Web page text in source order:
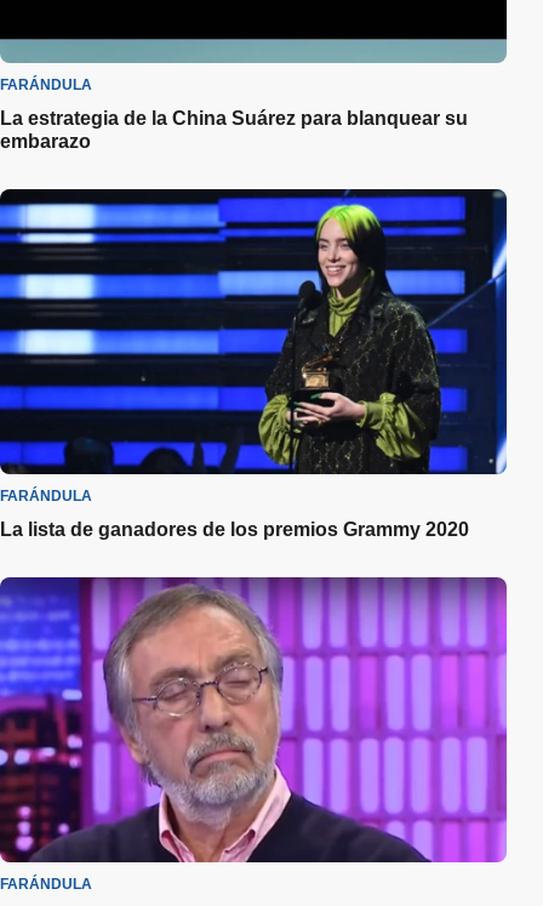
FARÁNDULA
La estrategia de la China Suárez para blanquear su
embarazo
FARÁNDULA
La lista de ganadores de los premios Grammy 2020
FARÁNDULA